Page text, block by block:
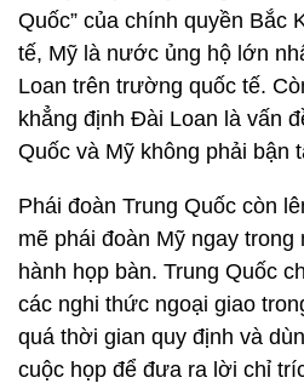
Quốc” của chính quyền Bắc
tế, Mỹ là nước ủng hộ lớn
Loan trên trường quốc tế.
khẳng định Đài Loan là vấn
Quốc và Mỹ không phải bận
Phái đoàn Trung Quốc còn
mẽ phái đoàn Mỹ ngay trong
hành họp bàn. Trung Quốc
các nghi thức ngoại giao
quá thời gian quy định và
cuộc họp để đưa ra lời chỉ